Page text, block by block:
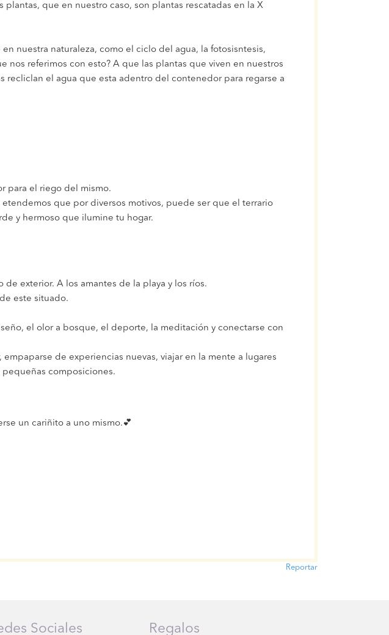
que en nuestro caso, son plantas rescatadas en la X
nuestra naturaleza, como el ciclo del agua, la fotosisntesis,
nos referimos con esto? A que las plantas que viven en nuestros
el agua que esta adentro del contenedor para regarse a
para el riego del mismo.
que por diversos motivos, puede ser que el terrario
y hermoso que ilumine tu hogar.
exterior. A los amantes de la playa y los ríos.
este situado.
el olor a bosque, el deporte, la meditación y conectarse con
de experiencias nuevas, viajar en la mente a lugares
composiciones.
un cariñito a uno mismo.💕
Reportar
Sociales Regalos